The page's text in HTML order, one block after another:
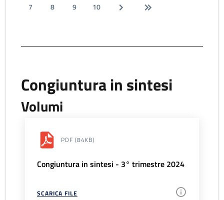
7
8 9 10
Congiuntura in sintesi
Volumi
PDF (84KB)
Congiuntura in sintesi - 3° trimestre 2024
SCARICA FILE